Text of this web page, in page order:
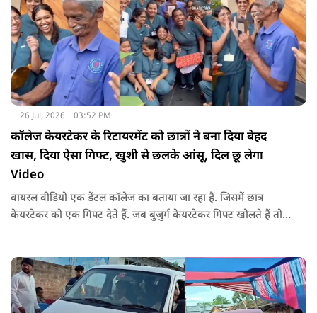
26 Jul, 2026 03:52 PM
कॉलेज केयरटेकर के रिटायरमेंट को छात्रों ने बना दिया बेहद
खास, दिया ऐसा गिफ्ट, खुशी से छलके आंसू, दिल छू लेगा
Video
वायरल वीडियो एक डेंटल कॉलेज का बताया जा रहा है. जिसमें छात्र
केयरटेकर को एक गिफ्ट देते हैं. जब बुजुर्ग केयरटेकर गिफ्ट खोलते हैं तो